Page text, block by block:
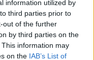
information utilized by
third parties prior to
out of the further
by third parties on the
This information may
on the IAB’s List of